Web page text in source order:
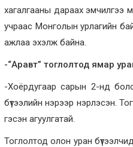
хагалгааны дараах эмчилгээ
учраас Монголын урлагийн
ажлаа эхэлж байна.
-“Аравт” тоглолтод ямар
-Хоёрдугаар сарын 2-нд
бүтээлийн нэрээр нэрлэсэн.
гэсэн агуулгатай.
Тоглолтод олон уран